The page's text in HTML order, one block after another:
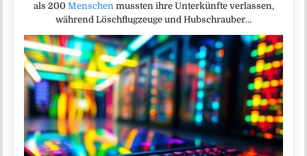
als 200 Menschenmussten ihre Unterkünfte verlassen,
während Löschflugzeuge und Hubschrauber…